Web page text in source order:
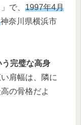
で、 1997年4月
神奈川県横浜市
完璧な高身
肩幅は、隣に
の骨格だよ